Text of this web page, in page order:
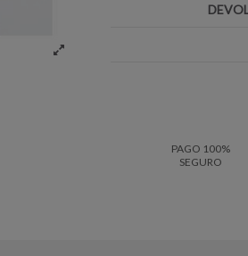
PAGO 100%
SEGURO